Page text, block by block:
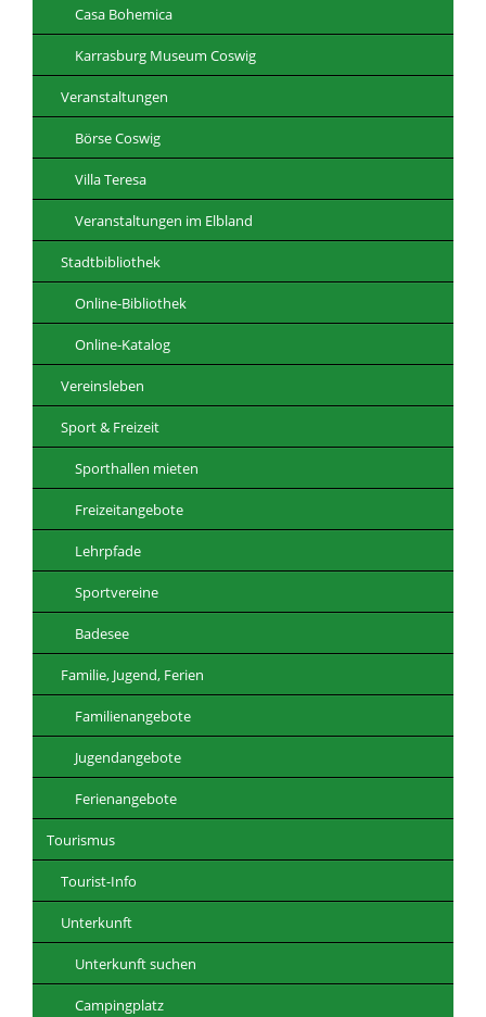
Casa Bohemica
Karrasburg Museum Coswig
Veranstaltungen
Börse Coswig
Villa Teresa
Veranstaltungen im Elbland
Stadtbibliothek
Online-Bibliothek
Online-Katalog
Vereinsleben
Sport & Freizeit
Sporthallen mieten
Freizeitangebote
Lehrpfade
Sportvereine
Badesee
Familie, Jugend, Ferien
Familienangebote
Jugendangebote
Ferienangebote
Tourismus
Tourist-Info
Unterkunft
Unterkunft suchen
Campingplatz